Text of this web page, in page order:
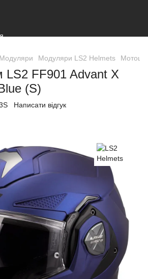
Модуляри Модуляри LS2 Helmets
FF901 Advant X
(S)
Написати відгук